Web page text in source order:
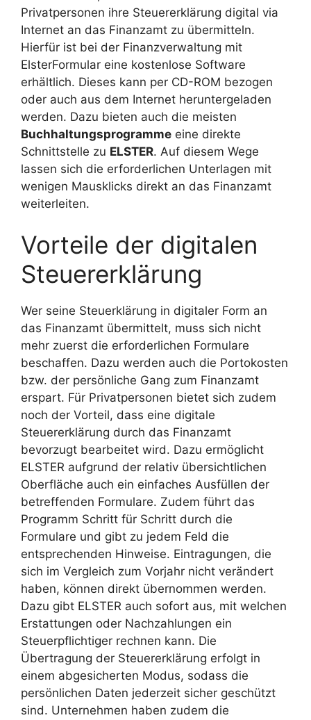
Privatpersonen ihre Steuererklärung digital via
Internet an das Finanzamt zu übermitteln.
Hierfür ist bei der Finanzverwaltung mit
ElsterFormular eine kostenlose Software
erhältlich. Dieses kann per CD-ROM bezogen
oder auch aus dem Internet heruntergeladen
werden. Dazu bieten auch die meisten
Buchhaltungsprogramme eine direkte
Schnittstelle zu ELSTER. Auf diesem Wege
lassen sich die erforderlichen Unterlagen mit
wenigen Mausklicks direkt an das Finanzamt
weiterleiten.
Vorteile der digitalen
Steuererklärung
Wer seine Steuerklärung in digitaler Form an
das Finanzamt übermittelt, muss sich nicht
mehr zuerst die erforderlichen Formulare
beschaffen. Dazu werden auch die Portokosten
bzw. der persönliche Gang zum Finanzamt
erspart. Für Privatpersonen bietet sich zudem
noch der Vorteil, dass eine digitale
Steuererklärung durch das Finanzamt
bevorzugt bearbeitet wird. Dazu ermöglicht
ELSTER aufgrund der relativ übersichtlichen
Oberfläche auch ein einfaches Ausfüllen der
betreffenden Formulare. Zudem führt das
Programm Schritt für Schritt durch die
Formulare und gibt zu jedem Feld die
entsprechenden Hinweise. Eintragungen, die
sich im Vergleich zum Vorjahr nicht verändert
haben, können direkt übernommen werden.
Dazu gibt ELSTER auch sofort aus, mit welchen
Erstattungen oder Nachzahlungen ein
Steuerpflichtiger rechnen kann. Die
Übertragung der Steuererklärung erfolgt in
einem abgesicherten Modus, sodass die
persönlichen Daten jederzeit sicher geschützt
sind. Unternehmen haben zudem die